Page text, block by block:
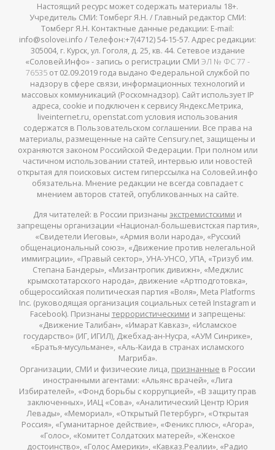
Настоящий ресурс может содержать материалы 18+.
Учредитель СМИ: Томберг Я.Н. / Главный редактор СМИ:
Томберг Я.Н. Контактные данные редакции: E-mail:
info@solovei.info / Телефон:+7(4712) 54-15-57. Адрес редакции:
305004, г. Курск, ул. Гоголя, д. 25, кв. 44. Сетевое издание
«Соловей.Инфо» - запись о регистрации СМИ ЭЛ № ФС 77 -
76535от 02.09.2019 года выдано Федеральной службой по
надзору в сфере связи, информационных технологий и
массовых коммуникаций (Роскомнадзор). Сайт использует IP
адреса, cookie и подключен к сервису Яндекс.Метрика,
liveinternet.ru, openstat.com условия использования
содержатся в Пользовательском соглашении. Все права на
материалы, размещенные на сайте Censury.net, защищены и
охраняются законом Российской Федерации. При полном или
частичном использовании статей, интервью или новостей
открытая для поисковых систем гиперссылка на Соловей.инфо
обязательна. Мнение редакции не всегда совпадает с
мнением авторов статей, опубликованных на сайте.
Для читателей: в России признаны экстремистскими и
запрещены организации «Национал-большевистская партия»,
«Свидетели Иеговы», «Армия воли народа», «Русский
общенациональный союз», «Движение против нелегальной
иммиграции», «Правый сектор», УНА-УНСО, УПА, «Тризуб им.
Степана Бандеры», «Мизантропик дивижн», «Меджлис
крымскотатарского народа», движение «Артподготовка»,
общероссийская политическая партия «Воля», Meta Platforms
Inc. (руководящая организация социальных сетей Instagram и
Facebook). Признаны террористическими и запрещены:
«Движение Талибан», «Имарат Кавказ», «Исламское
государство» (ИГ, ИГИЛ), Джебхад-ан-Нусра, «АУМ Синрике»,
«Братья-мусульмане», «Аль-Каида в странах исламского
Магриба».
Организации, СМИ и физические лица, признанные в России
иностранными агентами: «Альянс врачей», «Лига
Избирателей», «Фонд борьбы с коррупцией», «В защиту прав
заключенных», ИАЦ «Сова», «Аналитический Центр Юрия
Левады», «Мемориал», «Открытый Петербург», «Открытая
Россия», «Гуманитарное действие», «Феникс плюс», «Агора»,
«Голос», «Комитет Солдатских матерей», «Женское
достоинство», «Голос Америки», «Кавказ.Реалии», «Радио